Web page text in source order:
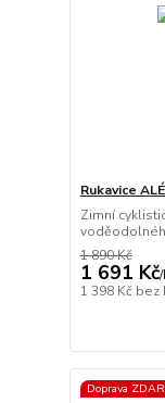
Rukavice
Zimní
1 890 Kč
1 691 Kč/
1 398 Kč bez
Doprava